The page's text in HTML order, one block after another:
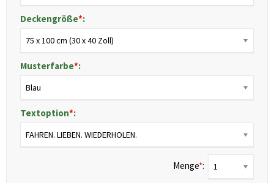
Deckengröße*:
75 x 100 cm (30 x 40 Zoll)
Musterfarbe*:
Blau
Textoption*:
FAHREN. LIEBEN. WIEDERHOLEN.
Menge*: 1